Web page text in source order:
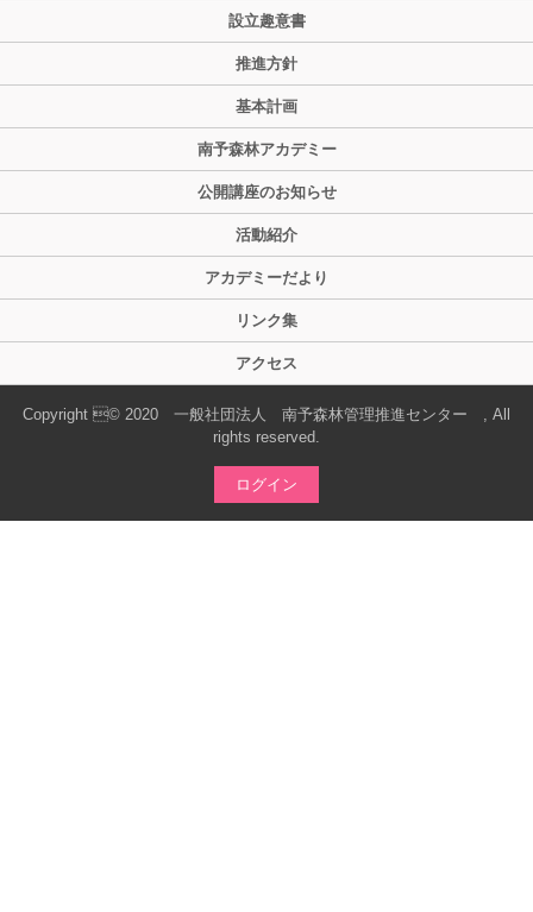
設立趣意書
推進方針
基本計画
南予森林アカデミー
公開講座のお知らせ
活動紹介
アカデミーだより
リンク集
アクセス
Copyright © 2020 一般社団法人 南予森林管理推進センター , All
rights reserved.
ログイン